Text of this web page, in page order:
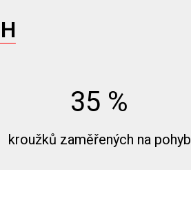
35 %
kroužků zaměřených na pohyb